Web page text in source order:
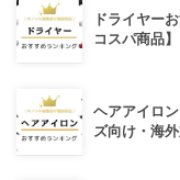
ドライヤー
コスパ商品】
ヘアアイロ
ズ向け・海